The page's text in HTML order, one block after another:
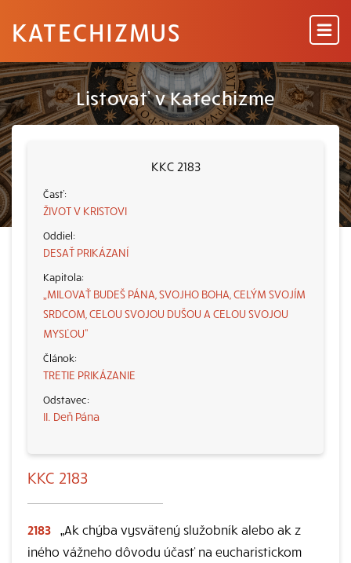
KATECHIZMUS
Listovať v Katechizme
KKC 2183
ŽIVOT V KRISTOVI
DESAŤ PRIKÁZANÍ
„MILOVAŤ BUDEŠ PÁNA, SVOJHO BOHA, CELÝM SVOJÍM
SRDCOM, CELOU SVOJOU DUŠOU A CELOU SVOJOU
MYSĽOU“
TRETIE PRIKÁZANIE
II. Deň Pána
KKC 2183
2183 „Ak chýba vysvätený služobník alebo ak z
iného vážneho dôvodu účasť na eucharistickom